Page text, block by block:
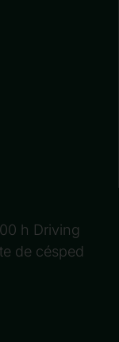
h Driving
de césped